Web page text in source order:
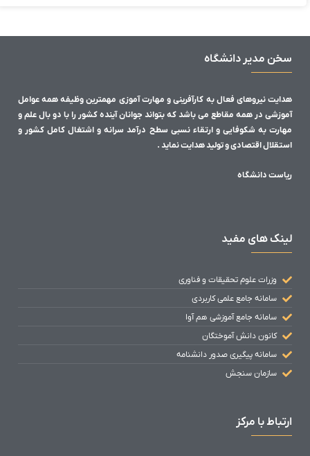
سخن مدیر دانشگاه
هدایت نیروهای فعال به کارآفرینی و مهارت آموزی مهمترین وظیفه همه عوامل
آموزشی در همه مقاطع می باشد که بتواند جوانان آینده کشور را با دو بال علم و
مهارت به شکوفایی و ارتقاء نسبی سطح درآمد سرانه و اشتغال کامل کشور و
استقلال اقتصادی و تولید هدایت نماید .
ریاست دانشگاه
لینک های مفید
وزرات علوم تحقیقات و فناوری
سامانه جامع علمی کاربردی
سامانه جامع آموزشی هم آوا
کانون دانش آموختگان
سامانه پیگیری صدور دانشنامه
سازمان سنجش
ارتباط با مرکز